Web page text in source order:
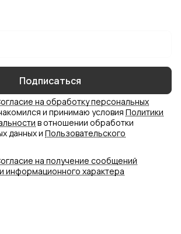
Подписаться
на обработку персональных
и принимаю условия Политики
в отношении обработки
данных и Пользовательского
на получение сообщений
информационного характера